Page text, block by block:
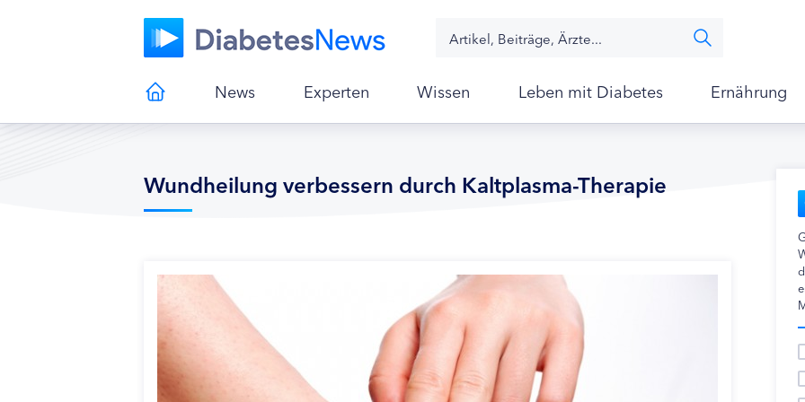
News Experten Wissen Leben mit Diabetes Ernährung
Wundheilung verbessern durch Kaltplasma-Therapie